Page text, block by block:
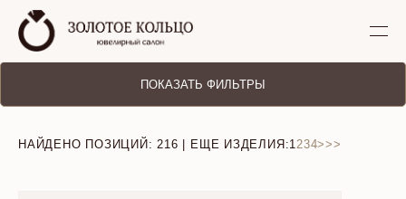
ПОКАЗАТЬ ФИЛЬТРЫ
НАЙДЕНО ПОЗИЦИЙ:216 | ЕЩЕ ИЗДЕЛИЯ:1234>>>